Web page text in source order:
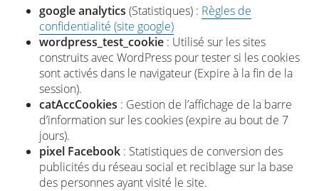
google analytics (Statistiques) : Règles de
confidentialité (site google)
wordpress_test_cookie : Utilisé sur les sites
construits avec WordPress pour tester si les cookies
sont activés dans le navigateur (Expire à la fin de la
session).
catAccCookies : Gestion de l’affichage de la barre
d’information sur les cookies (expire au bout de 7
jours).
pixel Facebook : Statistiques de conversion des
publicités du réseau social et reciblage sur la base
des personnes ayant visité le site.